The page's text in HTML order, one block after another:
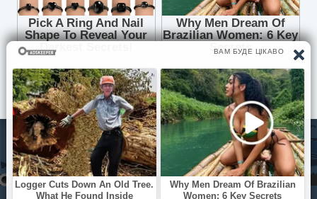
© Pisni.Club 2020 - 2026 З будь-яких питань звертайтесь на
пошту
your.feedback.tpl@gmail.com